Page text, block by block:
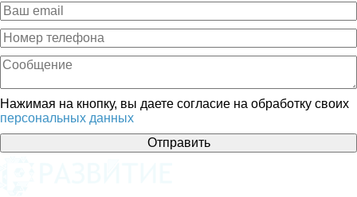
Нажимая на кнопку, вы даете согласие на обработку своих
персональных данных
Отправить